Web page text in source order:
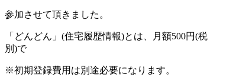
参加させて頂きました。
「どんどん」(住宅履歴情報)とは、月額500円(税
別)で
※初期登録費用は別途必要になります。